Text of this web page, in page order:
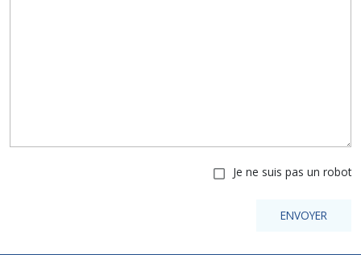
Je ne suis pas un robot
ENVOYER